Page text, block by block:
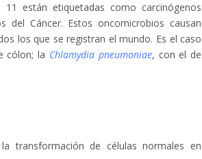
están etiquetadas como carcinógenos
Cáncer. Estos oncomicrobios causan
los que se registran el mundo. Es el caso
cólon; la Chlamydia pneumoniae, con el de
transformación de células normales en